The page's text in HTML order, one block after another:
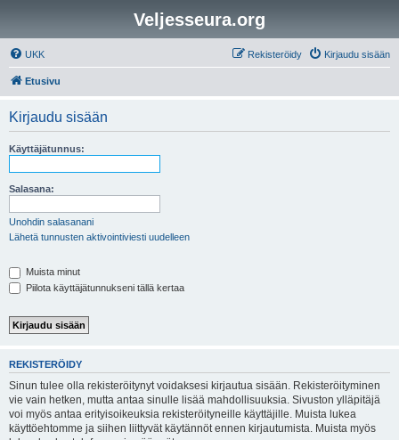
Veljesseura.org
UKK Kirjaudu sisään
Rekisteröidy
Etusivu
Kirjaudu sisään
Käyttäjätunnus:
Salasana:
Unohdin salasanani
Lähetä tunnusten aktivointiviesti uudelleen
Muista minut
Piilota käyttäjätunnukseni tällä kertaa
REKISTERÖIDY
Sinun tulee olla rekisteröitynyt voidaksesi kirjautua sisään. Rekisteröityminen
vie vain hetken, mutta antaa sinulle lisää mahdollisuuksia. Sivuston ylläpitäjä
voi myös antaa erityisoikeuksia rekisteröityneille käyttäjille. Muista lukea
käyttöehtomme ja siihen liittyvät käytännöt ennen kirjautumista. Muista myös